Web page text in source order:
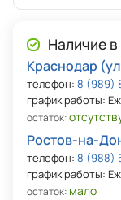
Наличие
Краснодар
телефон: 8 (989)
график работы:
остаток:
Ростов-на-
телефон: 8 (988)
график работы:
остаток: мало